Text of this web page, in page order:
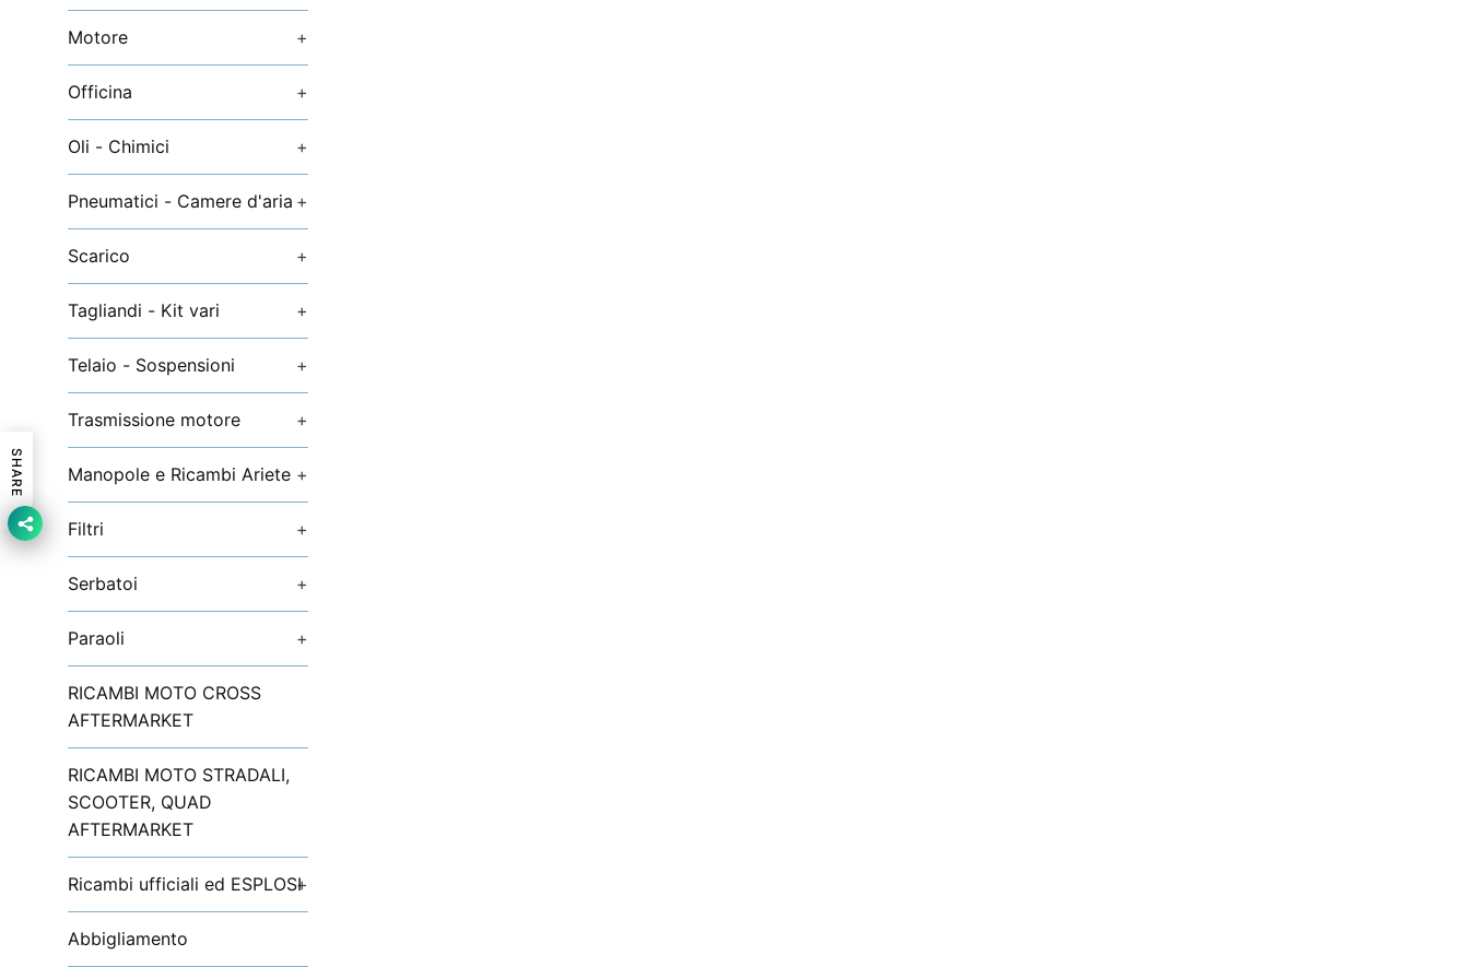
Motore +
Officina +
Oli - Chimici +
Pneumatici - Camere d'aria +
Scarico +
Tagliandi - Kit vari +
Telaio - Sospensioni +
Trasmissione motore +
Manopole e Ricambi Ariete +
Filtri +
Serbatoi +
Paraoli +
RICAMBI MOTO CROSS
AFTERMARKET
RICAMBI MOTO STRADALI,
SCOOTER, QUAD
AFTERMARKET
Ricambi ufficiali ed ESPLOSI+
Abbigliamento
SHARE